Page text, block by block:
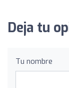
Deja tu
Tu nombre